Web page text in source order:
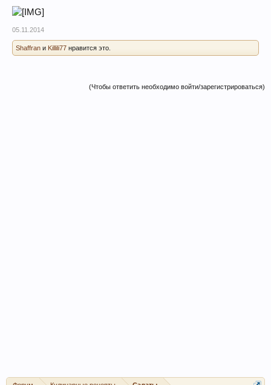
05.11.2014
Shaffran и Killili77 нравится это.
(Чтобы ответить необходимо войти/зарегистрироваться)